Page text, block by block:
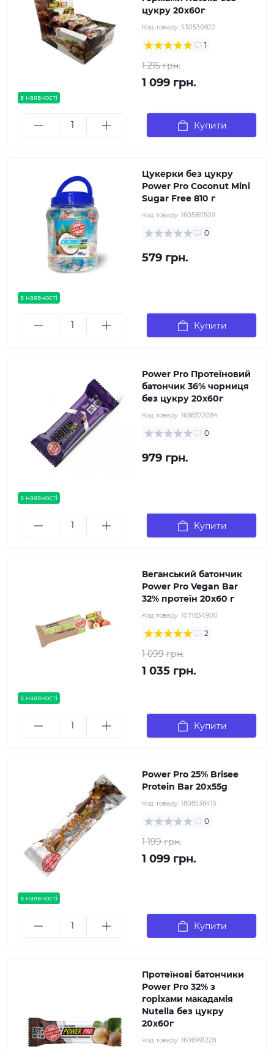
в наявності
цукру 20х60г
Код товару: 530530822
1
1 215 грн.
1 099 грн.
Купити
в наявності
Цукерки без цукру
Power Pro Coconut Mini
Sugar Free 810 г
Код товару: 1605811509
0
579 грн.
Купити
в наявності
Power Pro Протеїновий
батончик 36% чорниця
без цукру 20х60г
Код товару: 1688372084
0
979 грн.
Купити
в наявності
Веганський батончик
Power Pro Vegan Bar
32% протеїн 20x60 г
Код товару: 1071834900
2
1 099 грн.
1 035 грн.
Купити
в наявності
Power Pro 25% Brisee
Protein Bar 20х55g
Код товару: 1808538415
0
1 199 грн.
1 099 грн.
Купити
Протеїнові батончики
Power Pro 32% з
горіхами макадамія
Nutella без цукру
20х60г
Код товару: 1606991228